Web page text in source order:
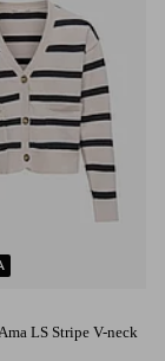
LS Stripe V-neck
134/140 146-152